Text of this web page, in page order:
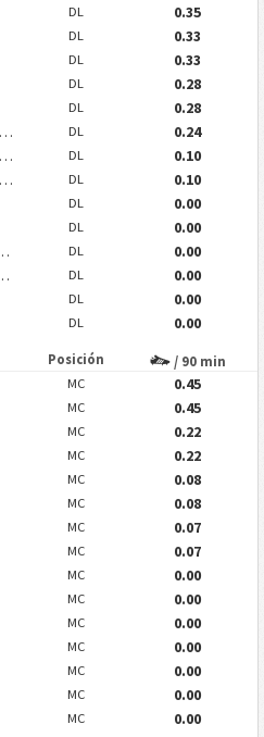
DL
0.35
DL
0.33
DL
0.33
DL
0.28
DL
0.28
DL
0.24
DL
0.10
DL
0.10
DL
0.00
DL
0.00
DL
0.00
DL
0.00
DL
0.00
DL 0.00
Posición / 90 min
MC
0.45
MC
0.45
MC
0.22
MC
0.22
MC
0.08
MC
0.08
MC
0.07
MC
0.07
MC
0.00
MC
0.00
MC
0.00
MC
0.00
MC
0.00
MC
0.00
MC
0.00